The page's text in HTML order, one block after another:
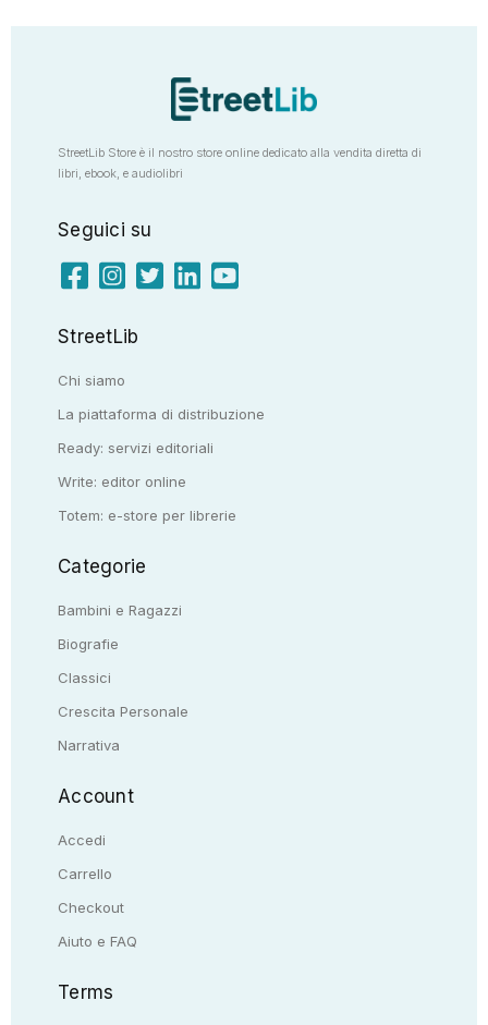
StreetLib Store è il nostro store online dedicato alla vendita diretta di
libri, ebook, e audiolibri
Seguici su
StreetLib
Chi siamo
La piattaforma di distribuzione
Ready: servizi editoriali
Write: editor online
Totem: e-store per librerie
Categorie
Bambini e Ragazzi
Biografie
Classici
Crescita Personale
Narrativa
Account
Accedi
Carrello
Checkout
Aiuto e FAQ
Terms